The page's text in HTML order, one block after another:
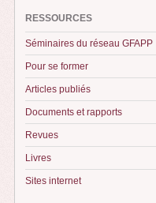
RESSOURCES
Séminaires du réseau GFAPP
Pour se former
Articles publiés
Documents et rapports
Revues
Livres
Sites internet